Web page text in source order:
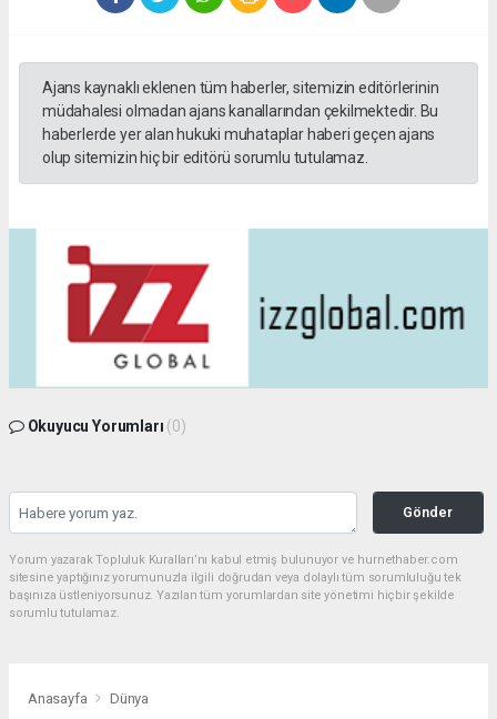
Ajans kaynaklı eklenen tüm haberler, sitemizin editörlerinin
müdahalesi olmadan ajans kanallarından çekilmektedir. Bu
haberlerde yer alan hukuki muhataplar haberi geçen ajans
olup sitemizin hiç bir editörü sorumlu tutulamaz.
Okuyucu Yorumları (0)
Gönder
Yorum yazarak Topluluk Kuralları’nı kabul etmiş bulunuyor ve hurnethaber.com
sitesine yaptığınız yorumunuzla ilgili doğrudan veya dolaylı tüm sorumluluğu tek
başınıza üstleniyorsunuz. Yazılan tüm yorumlardan site yönetimi hiçbir şekilde
sorumlu tutulamaz.
Anasayfa Dünya